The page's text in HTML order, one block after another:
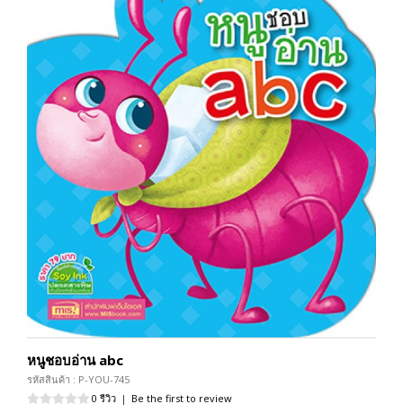
หนูชอบอ่าน abc
รหัสสินค้า : P-YOU-745
0 รีวิว | Be the first to review